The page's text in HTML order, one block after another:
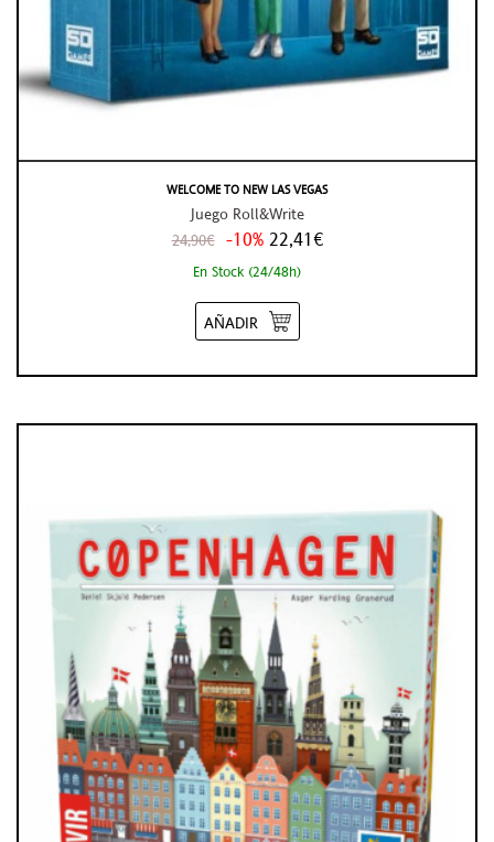
WELCOME TO NEW LAS VEGAS
Juego Roll&Write
24,90€ -10% 22,41€
En Stock (24/48h)
AÑADIR